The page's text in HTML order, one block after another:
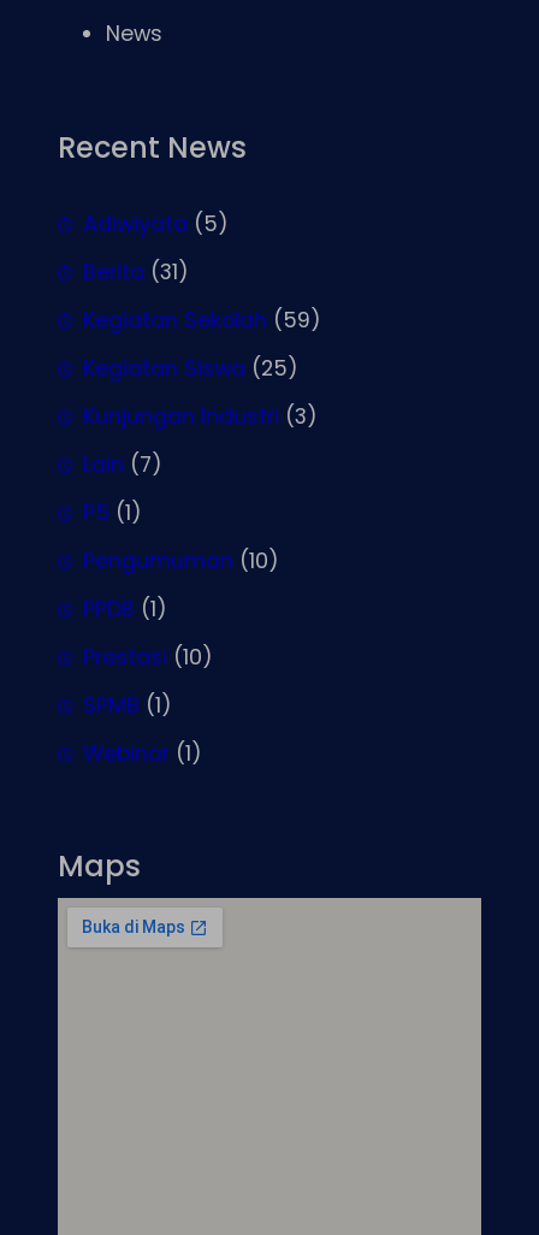
News
Recent News
Adiwiyata (5)
Berita (31)
Kegiatan Sekolah (59)
Kegiatan Siswa (25)
Kunjungan Industri (3)
Lain (7)
P5 (1)
Pengumuman (10)
PPDB (1)
Prestasi (10)
SPMB (1)
Webinar (1)
Maps